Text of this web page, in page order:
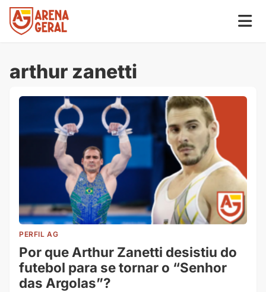
arthur zanetti
PERFIL AG
Por que Arthur Zanetti desistiu do
futebol para se tornar o “Senhor
das Argolas”?